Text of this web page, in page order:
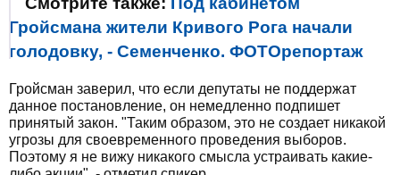
Гройсмана жители Кривого Рога начали
голодовку, - Семенченко. ФОТОрепортаж
Гройсман заверил, что если депутаты не поддержат
данное постановление, он немедленно подпишет
принятый закон. "Таким образом, это не создает никакой
угрозы для своевременного проведения выборов.
Поэтому я не вижу никакого смысла устраивать какие-